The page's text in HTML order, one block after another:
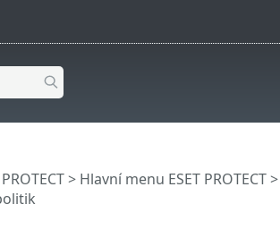
> Hlavní menu ESET PROTECT>